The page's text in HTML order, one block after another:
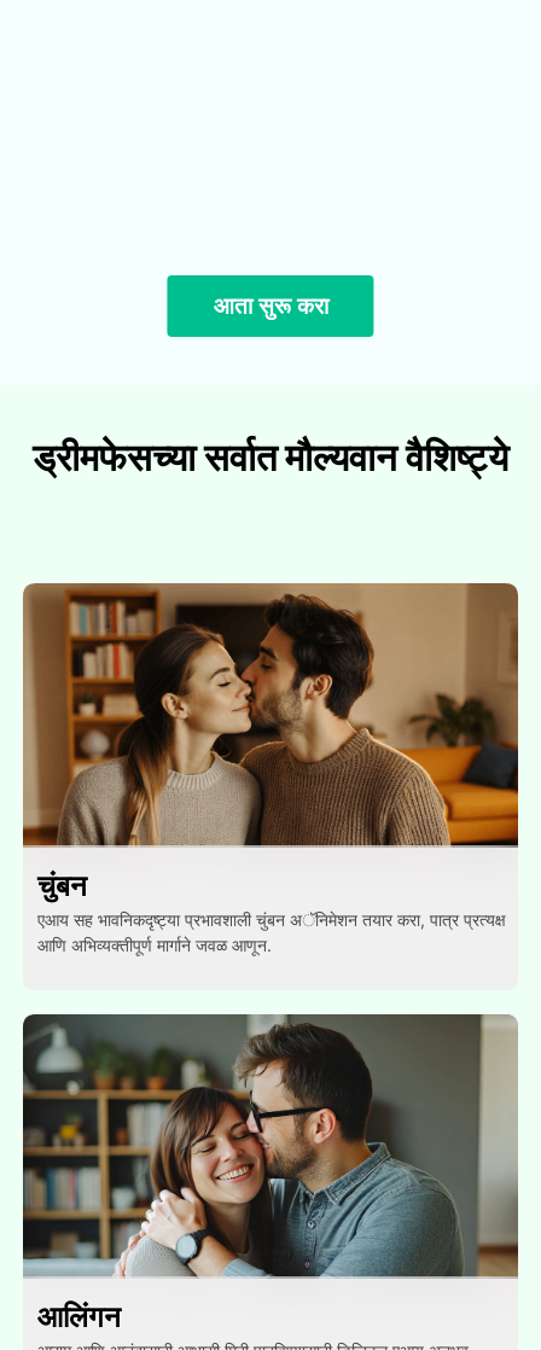
आता सुरू करा
ड्रीमफेसच्या सर्वात मौल्यवान वैशिष्ट्ये
चुंबन
एआय सह भावनिकदृष्ट्या प्रभावशाली चुंबन अॅनिमेशन तयार करा, पात्र प्रत्यक्ष
आणि अभिव्यक्तीपूर्ण मार्गाने जवळ आणून.
आलिंगन